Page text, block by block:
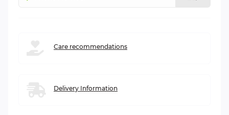
Сare recommendations
Delivery Information